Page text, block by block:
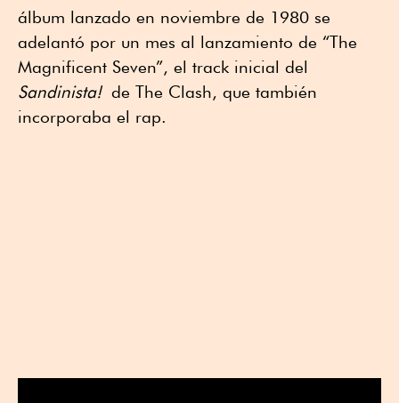
álbum lanzado en noviembre de 1980 se
adelantó por un mes al lanzamiento de “The
Magnificent Seven”, el track inicial del
Sandinista!de The Clash, que también
incorporaba el rap.